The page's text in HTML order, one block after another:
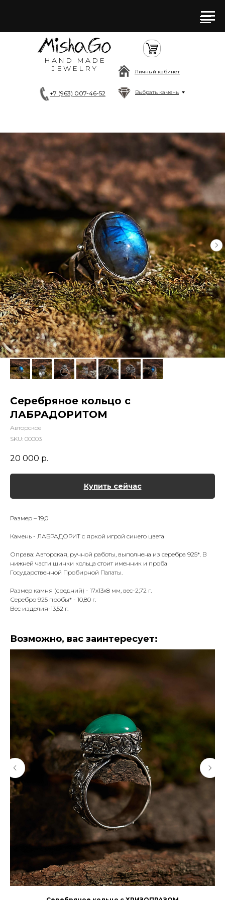
HAND MADE
JEWELRY
+7 (963) 007-46-52 Выбрать камень
Личный кабинет
Серебряное кольцо с
ЛАБРАДОРИТОМ
Авторское
SKU: 00003
20 000 р.
Купить сейчас
Размер – 19,0
Камень - ЛАБРАДОРИТ с яркой игрой синего цвета
Оправа: Авторская, ручной работы, выполнена из серебра 925*. В
нижней части шинки кольца стоит именник и проба
Государственной Пробирной Палаты.
Размер камня (средний) - 17х13х8 мм, вес-2,72 г.
Серебро 925 пробы* - 10,80 г.
Вес изделия-13,52 г.
Возможно, вас заинтересует: